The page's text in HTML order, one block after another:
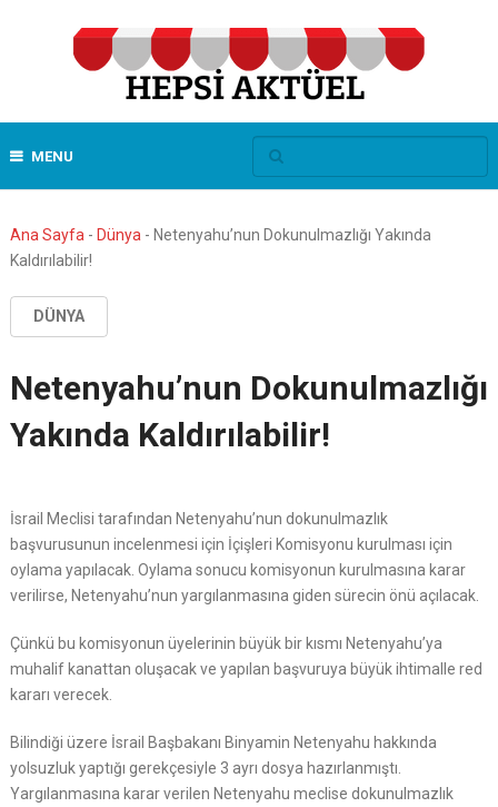
MENU
Ana Sayfa - Dünya - Netenyahu’nun Dokunulmazlığı Yakında
Kaldırılabilir!
DÜNYA
Netenyahu’nun Dokunulmazlığı
Yakında Kaldırılabilir!
İsrail Meclisi tarafından Netenyahu’nun dokunulmazlık
başvurusunun incelenmesi için İçişleri Komisyonu kurulması için
oylama yapılacak. Oylama sonucu komisyonun kurulmasına karar
verilirse, Netenyahu’nun yargılanmasına giden sürecin önü açılacak.
Çünkü bu komisyonun üyelerinin büyük bir kısmı Netenyahu’ya
muhalif kanattan oluşacak ve yapılan başvuruya büyük ihtimalle red
kararı verecek.
Bilindiği üzere İsrail Başbakanı Binyamin Netenyahu hakkında
yolsuzluk yaptığı gerekçesiyle 3 ayrı dosya hazırlanmıştı.
Yargılanmasına karar verilen Netenyahu meclise dokunulmazlık